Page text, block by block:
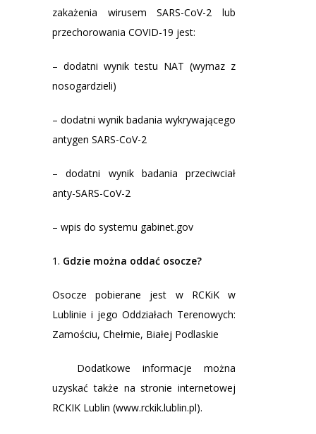
zakażenia wirusem SARS-CoV-2 lub
przechorowania COVID-19 jest:
– dodatni wynik testu NAT (wymaz z
nosogardzieli)
– dodatni wynik badania wykrywającego
antygen SARS-CoV-2
– dodatni wynik badania przeciwciał
anty-SARS-CoV-2
– wpis do systemu gabinet.gov
Gdzie można oddać osocze?
Osocze pobierane jest w RCKiK w
Lublinie i jego Oddziałach Terenowych:
Zamościu, Chełmie, Białej Podlaskie
Dodatkowe informacje można
uzyskać także na stronie internetowej
RCKIK Lublin (www.rckik.lublin.pl).